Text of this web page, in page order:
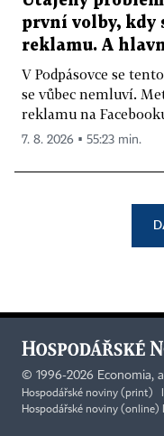
první volby,
reklamu. A
V Podpásovce se
se vůbec nemluví.
reklamu na
7. 8. 2026 ▪ 55:23 min.
© 1996-2026 Economia,
Hospodářské noviny (print)
Hospodářské noviny (online)